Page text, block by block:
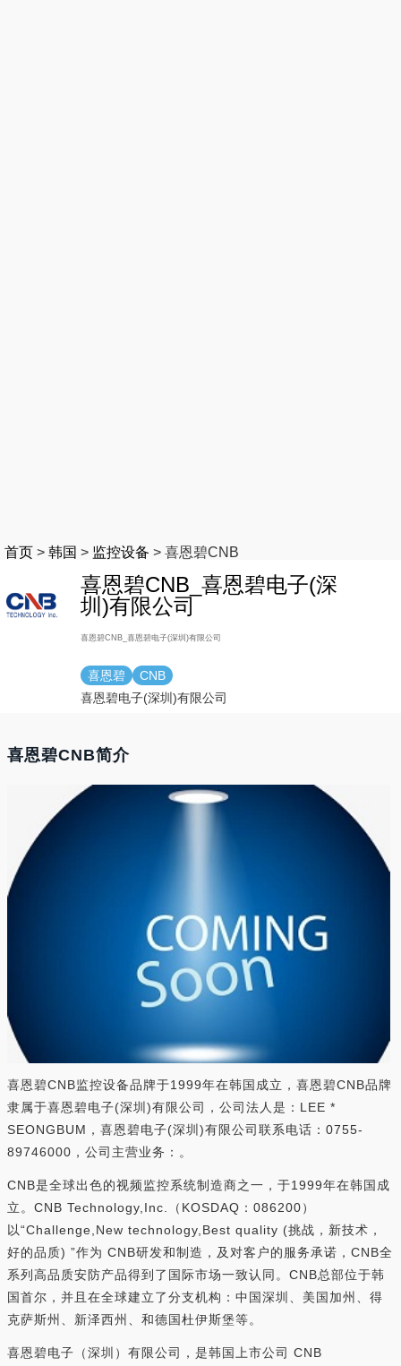
首页 > 韩国 > 监控设备 > 喜恩碧CNB
喜恩碧CNB_喜恩碧电子(深
圳)有限公司
喜恩碧CNB_喜恩碧电子(深圳)有限公司
喜恩碧
CNB
喜恩碧电子(深圳)有限公司
喜恩碧CNB简介
喜恩碧CNB监控设备品牌于1999年在韩国成立，喜恩碧CNB品牌
隶属于喜恩碧电子(深圳)有限公司，公司法人是：LEE *
SEONGBUM，喜恩碧电子(深圳)有限公司联系电话：0755-
89746000，公司主营业务：。
CNB是全球出色的视频监控系统制造商之一，于1999年在韩国成
立。CNB Technology,Inc.（KOSDAQ：086200）
以“Challenge,New technology,Best quality (挑战，新技术，
好的品质) ”作为 CNB研发和制造，及对客户的服务承诺，CNB全
系列高品质安防产品得到了国际市场一致认同。CNB总部位于韩
国首尔，并且在全球建立了分支机构：中国深圳、美国加州、得
克萨斯州、新泽西州、和德国杜伊斯堡等。
喜恩碧电子（深圳）有限公司，是韩国上市公司 CNB